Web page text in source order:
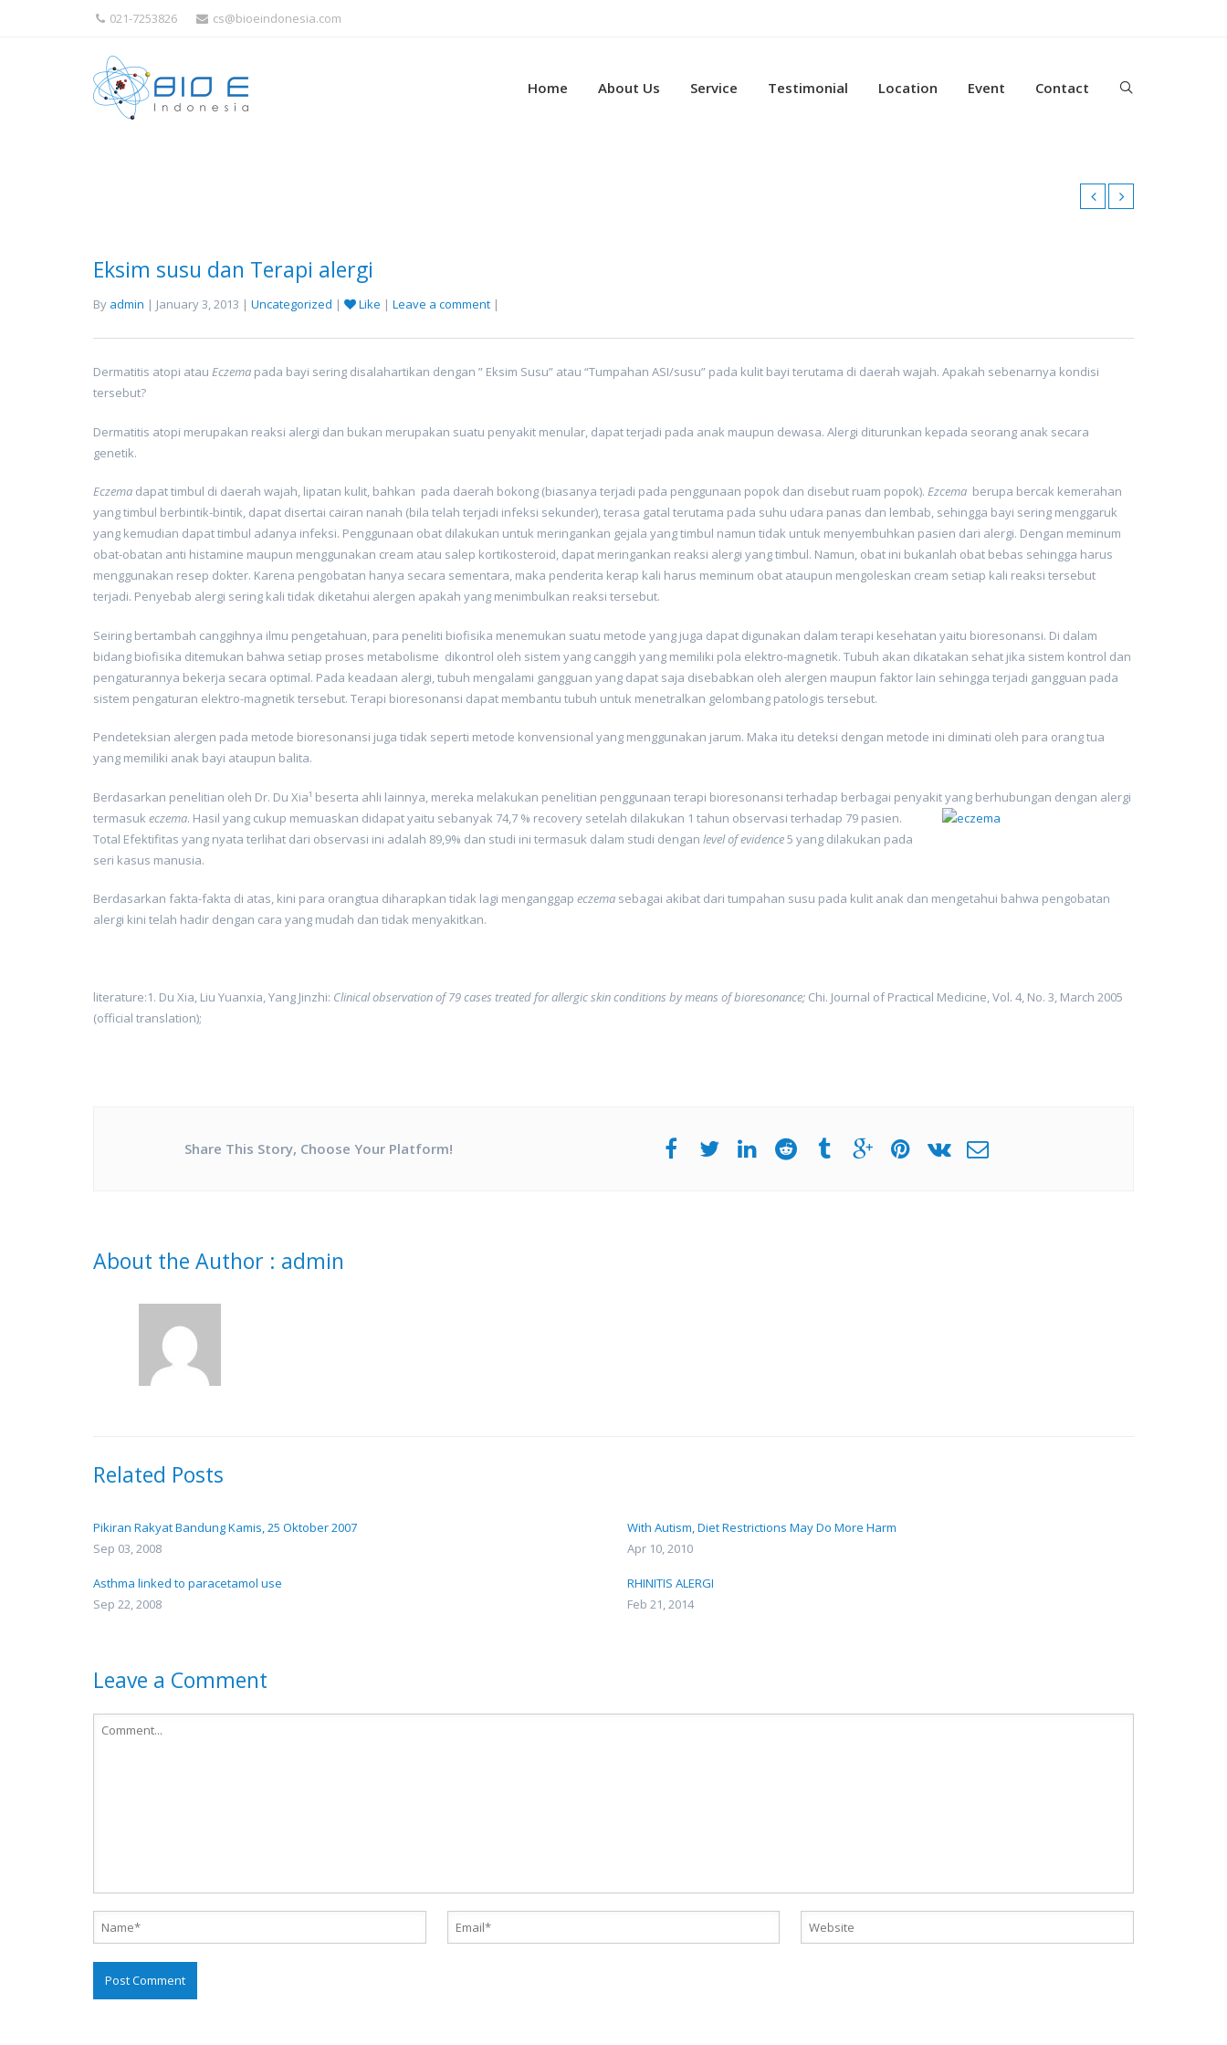
021-7253826 cs@bioeindonesia.com
Home About Us Service Testimonial Location Event Contact
Eksim susu dan Terapi alergi
By admin | January 3, 2013 | Uncategorized | Like | Leave a comment |
Dermatitis atopi atau Eczema pada bayi sering disalahartikan dengan ” Eksim Susu” atau “Tumpahan ASI/susu” pada kulit bayi terutama di daerah wajah. Apakah sebenarnya kondisi
tersebut?
Dermatitis atopi merupakan reaksi alergi dan bukan merupakan suatu penyakit menular, dapat terjadi pada anak maupun dewasa. Alergi diturunkan kepada seorang anak secara
genetik.
Eczema dapat timbul di daerah wajah, lipatan kulit, bahkan pada daerah bokong (biasanya terjadi pada penggunaan popok dan disebut ruam popok). Ezcema berupa bercak kemerahan
yang timbul berbintik-bintik, dapat disertai cairan nanah (bila telah terjadi infeksi sekunder), terasa gatal terutama pada suhu udara panas dan lembab, sehingga bayi sering menggaruk
yang kemudian dapat timbul adanya infeksi. Penggunaan obat dilakukan untuk meringankan gejala yang timbul namun tidak untuk menyembuhkan pasien dari alergi. Dengan meminum
obat-obatan anti histamine maupun menggunakan cream atau salep kortikosteroid, dapat meringankan reaksi alergi yang timbul. Namun, obat ini bukanlah obat bebas sehingga harus
menggunakan resep dokter. Karena pengobatan hanya secara sementara, maka penderita kerap kali harus meminum obat ataupun mengoleskan cream setiap kali reaksi tersebut
terjadi. Penyebab alergi sering kali tidak diketahui alergen apakah yang menimbulkan reaksi tersebut.
Seiring bertambah canggihnya ilmu pengetahuan, para peneliti biofisika menemukan suatu metode yang juga dapat digunakan dalam terapi kesehatan yaitu bioresonansi. Di dalam
bidang biofisika ditemukan bahwa setiap proses metabolisme dikontrol oleh sistem yang canggih yang memiliki pola elektro-magnetik. Tubuh akan dikatakan sehat jika sistem kontrol dan
pengaturannya bekerja secara optimal. Pada keadaan alergi, tubuh mengalami gangguan yang dapat saja disebabkan oleh alergen maupun faktor lain sehingga terjadi gangguan pada
sistem pengaturan elektro-magnetik tersebut. Terapi bioresonansi dapat membantu tubuh untuk menetralkan gelombang patologis tersebut.
Pendeteksian alergen pada metode bioresonansi juga tidak seperti metode konvensional yang menggunakan jarum. Maka itu deteksi dengan metode ini diminati oleh para orang tua
yang memiliki anak bayi ataupun balita.
Berdasarkan penelitian oleh Dr. Du Xia¹ beserta ahli lainnya, mereka melakukan penelitian penggunaan terapi bioresonansi terhadap berbagai penyakityang berhubungan dengan alergi
termasuk eczema. Hasil yang cukup memuaskan didapat yaitu sebanyak 74,7 % recovery setelah dilakukan 1 tahun observasi terhadap 79 pasien.
Total Efektifitas yang nyata terlihat dari observasi ini adalah 89,9% dan studi ini termasuk dalam studi dengan level of evidence5 yang dilakukan pada
seri kasus manusia.
Berdasarkan fakta-fakta di atas, kini para orangtua diharapkan tidak lagi menganggap eczema sebagai akibat dari tumpahan susu pada kulit anak dan mengetahui bahwa pengobatan
alergi kini telah hadir dengan cara yang mudah dan tidak menyakitkan.
literature:1. Du Xia, Liu Yuanxia, Yang Jinzhi: Clinical observation of 79 cases treated for allergic skin conditions by means of bioresonance; Chi. Journal of Practical Medicine, Vol. 4, No. 3, March 2005
(official translation);
Share This Story, Choose Your Platform!
About the Author : admin
Related Posts
Pikiran Rakyat Bandung Kamis, 25 Oktober 2007
Sep 03, 2008
With Autism, Diet Restrictions May Do More Harm
Apr 10, 2010
Asthma linked to paracetamol use
Sep 22, 2008
RHINITIS ALERGI
Feb 21, 2014
Leave a Comment